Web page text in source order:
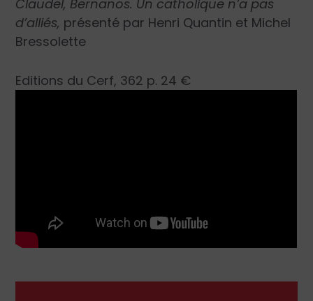
Claudel, Bernanos. Un catholique n’a pas
d’alliés, présenté par Henri Quantin et Michel
Bressolette
Editions du Cerf, 362 p. 24 €